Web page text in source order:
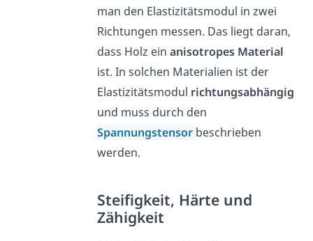
man den Elastizitätsmodul in zwei
Richtungen messen. Das liegt daran,
dass Holz ein anisotropes Material
ist. In solchen Materialien ist der
Elastizitätsmodul richtungsabhängig
und muss durch den
Spannungstensor beschrieben
werden.
Steifigkeit, Härte und
Zähigkeit